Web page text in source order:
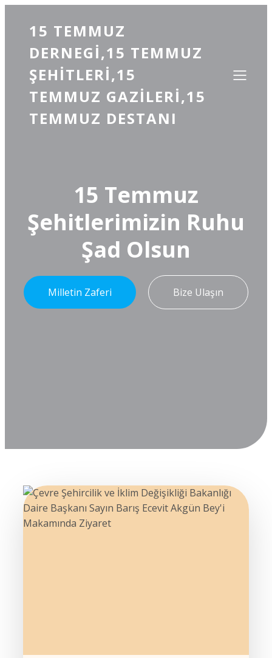
15 TEMMUZ
DERNEGI,15 TEMMUZ
ŞEHITLERI,15
TEMMUZ GAZILERI,15
TEMMUZ DESTANI
15 Temmuz
Şehitlerimizin Ruhu
Şad Olsun
Milletin Zaferi Bize Ulaşın